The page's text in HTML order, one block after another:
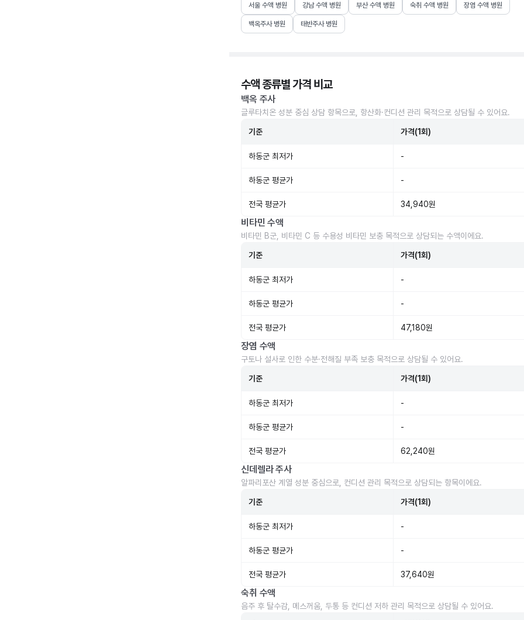
서울 수액 병원 강남 수액 병원 부산 수액 병원 숙취 수액 병원 장염 수액 병원
백옥주사 병원 태반주사 병원
수액 종류별 가격 비교
백옥 주사
글루타치온 성분 중심 상담 항목으로, 항산화·컨디션 관리 목적으로 상담될 수 있어요.
기준 가격(1회)
하동군 최저가 -
하동군 평균가 -
전국 평균가 34,940원
비타민 수액
비타민 B군, 비타민 C 등 수용성 비타민 보충 목적으로 상담되는 수액이에요.
기준 가격(1회)
하동군 최저가 -
하동군 평균가 -
전국 평균가 47,180원
장염 수액
구토나 설사로 인한 수분·전해질 부족 보충 목적으로 상담될 수 있어요.
기준 가격(1회)
하동군 최저가 -
하동군 평균가 -
전국 평균가 62,240원
신데렐라 주사
알파리포산 계열 성분 중심으로, 컨디션 관리 목적으로 상담되는 항목이에요.
기준 가격(1회)
하동군 최저가 -
하동군 평균가 -
전국 평균가 37,640원
숙취 수액
음주 후 탈수감, 메스꺼움, 두통 등 컨디션 저하 관리 목적으로 상담될 수 있어요.